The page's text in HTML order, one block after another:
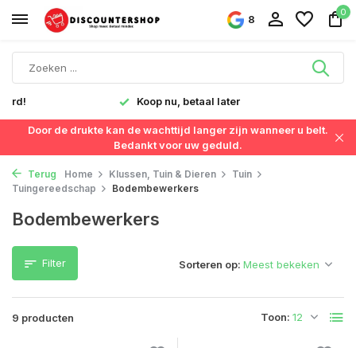
8
0
Koop nu, betaal later
Door de drukte kan de wachttijd langer zijn wanneer u belt.
Bedankt voor uw geduld.
Terug Home Klussen, Tuin & Dieren
Tuin
Tuingereedschap
Bodembewerkers
Bodembewerkers
Filter
9 producten Toon:
Sorteren op: